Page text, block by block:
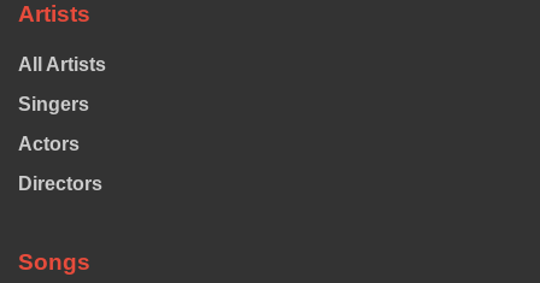
Artists
All Artists
Singers
Actors
Directors
Songs